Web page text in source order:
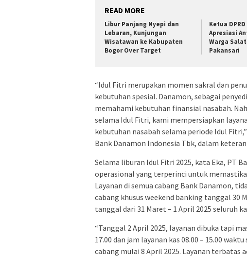
READ MORE
Libur Panjang Nyepi dan
Lebaran, Kunjungan
Wisatawan ke Kabupaten
Bogor Over Target
Ketua
Apresiasi
Warga
Pakansari
“Idul Fitri merupakan momen sakral dan
kebutuhan spesial. Danamon, sebagai
memahami kebutuhan finansial nasabah.
selama Idul Fitri, kami mempersiapkan
kebutuhan nasabah selama periode Idul
Bank Danamon Indonesia Tbk, dalam
Selama liburan Idul Fitri 2025, kata Eka, PT
operasional yang terperinci untuk
Layanan di semua cabang Bank Danamon,
cabang khusus weekend banking tanggal 30
tanggal dari 31 Maret – 1 April 2025 seluruh
“Tanggal 2 April 2025, layanan dibuka tapi
17.00 dan jam layanan kas 08.00 – 15.00
cabang mulai 8 April 2025. Layanan terbatas